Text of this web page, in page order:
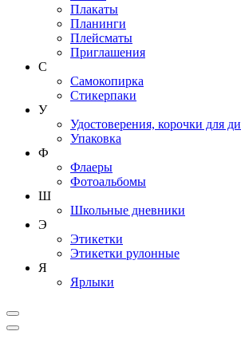
Плакаты
Планинги
Плейсматы
Приглашения
С
Самокопирка
Стикерпаки
У
Удостоверения, корочки для
Упаковка
Ф
Флаеры
Фотоальбомы
Ш
Школьные дневники
Э
Этикетки
Этикетки рулонные
Я
Ярлыки